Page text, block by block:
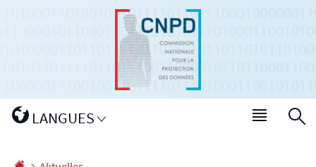
Changer
LANGUES
Haupt-